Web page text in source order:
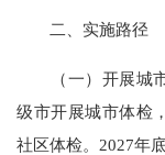
二、实施路径
（一）开展城市
级市开展城市体检
社区体检。2027年